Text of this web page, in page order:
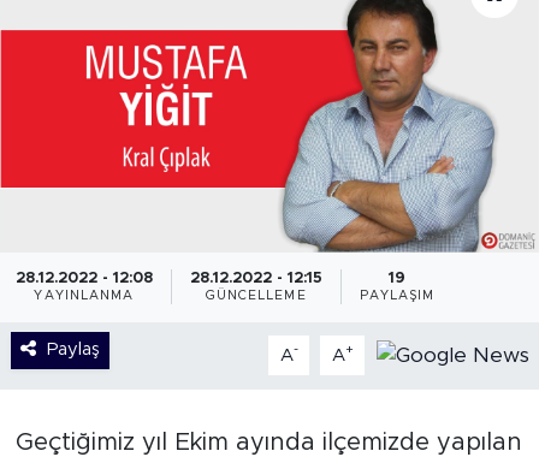
28.12.2022 - 12:08
YAYINLANMA
28.12.2022 - 12:15
GÜNCELLEME
19
PAYLAŞIM
Paylaş A- A+
Geçtiğimiz yıl Ekim ayında ilçemizde yapılan